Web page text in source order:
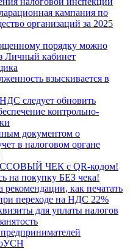
кампания по
организаций за 2025
порядку можно
Личный кабинет
взыскивается в
следует обновить
контрольно-
документом о
в налоговом органе
ЧЕК с QR-кодом!
на покупку БЕЗ чека!
как печатать
переходе на НДС 22%
для уплаты налогов